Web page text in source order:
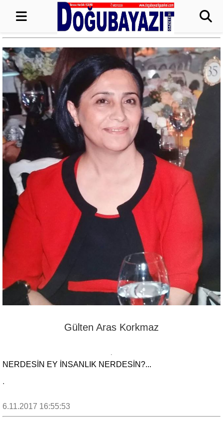
Gülten Aras Korkmaz
NERDESİN EY İNSANLIK NERDESİN?...
.
6.11.2017 16:55:53